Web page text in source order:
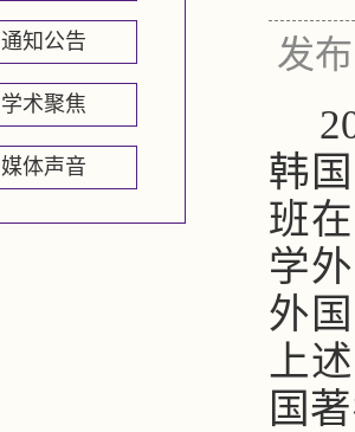
通知公告
学术聚焦
媒体声音
发
韩
班
学
外
上
国